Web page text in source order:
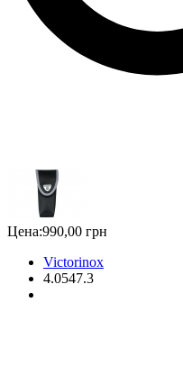
Цена:990,00 грн
Victorinox
4.0547.3